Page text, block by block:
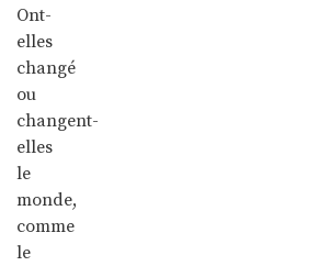
Ont-
elles
changé
ou
changent-
elles
le
monde,
comme
le